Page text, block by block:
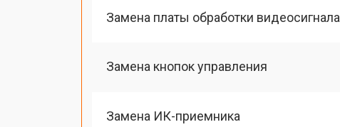
Замена платы обработки видеосигнала
Замена кнопок управления
Замена ИК-приемника